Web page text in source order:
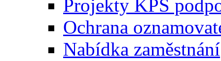
Projekty KPS
Ochrana
Nabídka zaměstnání